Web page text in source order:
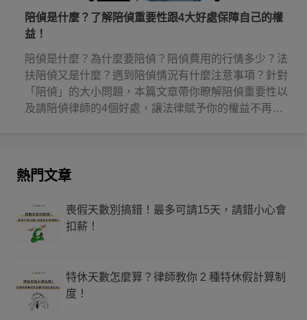
陪偵是什麼？了解陪偵重要性跟4大好處保障自己的權
益！
陪偵是什麼？為什麼要陪偵？陪偵費用的行情多少？法
扶陪偵又是什麼？遇到陪偵情況有什麼注意事項？針對
「陪偵」的大小問題，本篇文章帶你瞭解陪偵重要性以
及請陪偵律師的4個好處，讓法律賦予你的權益不再睡
熱門文章
喪假天數別搞錯！最多可請15天，請錯小心會
扣薪！
特休天數怎麼算？律師教你 2 種特休假計算制
度！